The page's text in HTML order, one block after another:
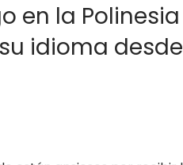
la
idioma desde